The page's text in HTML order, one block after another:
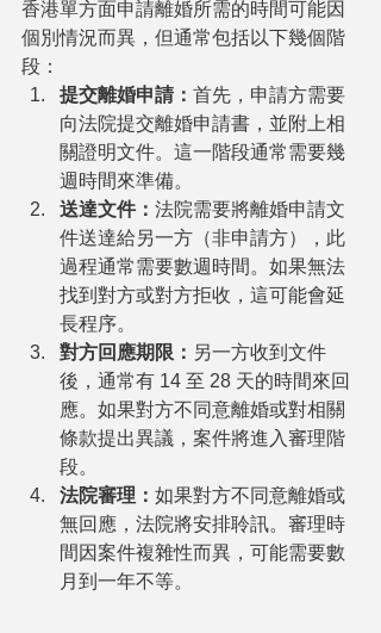
香港單方面申請離婚所需的時間可能因
個別情況而異，但通常包括以下幾個階
段：
提交離婚申請： 首先，申請方需要
向法院提交離婚申請書，並附上相
關證明文件。這一階段通常需要幾
週時間來準備。
送達文件： 法院需要將離婚申請文
件送達給另一方（非申請方），此
過程通常需要數週時間。如果無法
找到對方或對方拒收，這可能會延
長程序。
對方回應期限： 另一方收到文件
後，通常有 14 至 28 天的時間來回
應。如果對方不同意離婚或對相關
條款提出異議，案件將進入審理階
段。
法院審理： 如果對方不同意離婚或
無回應，法院將安排聆訊。審理時
間因案件複雜性而異，可能需要數
月到一年不等。